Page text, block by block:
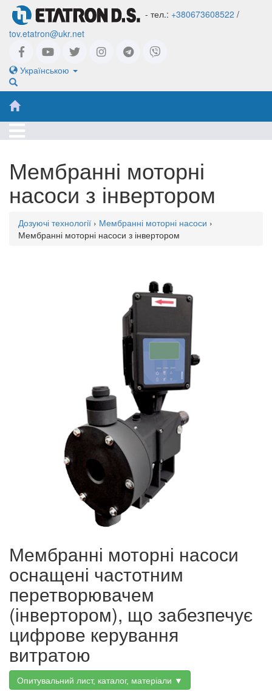
- тел.: +380673608522 /
tov.etatron@ukr.net
Українською
Мембранні моторні
насоси з інвертором
Дозуючі технології › Мембранні моторні насоси ›
Мембранні моторні насоси з інвертором
Мембранні моторні насоси
оснащені частотним
перетворювачем
(інвертором), що забезпечує
цифрове керування
витратою
Опитувальний лист, каталог, матеріали ▼